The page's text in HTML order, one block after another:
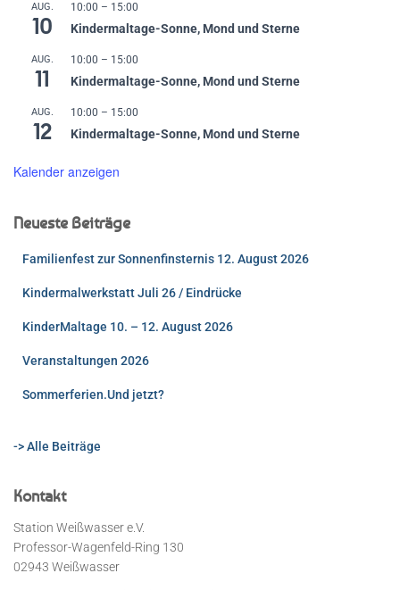
AUG.
10
10:00 – 15:00
Kindermaltage-Sonne, Mond und Sterne
AUG.
11
10:00 – 15:00
Kindermaltage-Sonne, Mond und Sterne
AUG.
12
10:00 – 15:00
Kindermaltage-Sonne, Mond und Sterne
Kalender anzeigen
Neueste Beiträge
Familienfest zur Sonnenfinsternis 12. August 2026
Kindermalwerkstatt Juli 26 / Eindrücke
KinderMaltage 10. – 12. August 2026
Veranstaltungen 2026
Sommerferien.Und jetzt?
-> Alle Beiträge
Kontakt
Station Weißwasser e.V.
Professor-Wagenfeld-Ring 130
02943 Weißwasser